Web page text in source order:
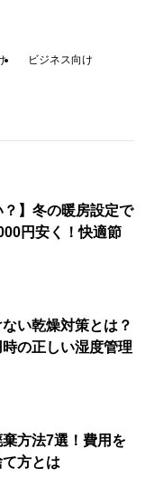
ビジネス向け
？】冬の暖房設定で
円安く！快適節
い乾燥対策とは？
の正しい湿度管理
方法7選！費用を
方とは